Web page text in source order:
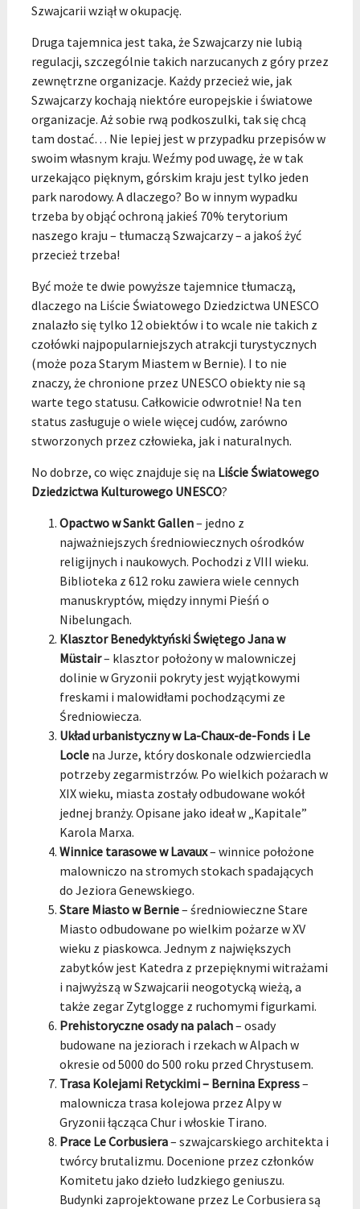
Szwajcarii wziął w okupację.
Druga tajemnica jest taka, że Szwajcarzy nie lubią
regulacji, szczególnie takich narzucanych z góry przez
zewnętrzne organizacje. Każdy przecież wie, jak
Szwajcarzy kochają niektóre europejskie i światowe
organizacje. Aż sobie rwą podkoszulki, tak się chcą
tam dostać… Nie lepiej jest w przypadku przepisów w
swoim własnym kraju. Weźmy pod uwagę, że w tak
urzekająco pięknym, górskim kraju jest tylko jeden
park narodowy. A dlaczego? Bo w innym wypadku
trzeba by objąć ochroną jakieś 70% terytorium
naszego kraju – tłumaczą Szwajcarzy – a jakoś żyć
przecież trzeba!
Być może te dwie powyższe tajemnice tłumaczą,
dlaczego na Liście Światowego Dziedzictwa UNESCO
znalazło się tylko 12 obiektów i to wcale nie takich z
czołówki najpopularniejszych atrakcji turystycznych
(może poza Starym Miastem w Bernie). I to nie
znaczy, że chronione przez UNESCO obiekty nie są
warte tego statusu. Całkowicie odwrotnie! Na ten
status zasługuje o wiele więcej cudów, zarówno
stworzonych przez człowieka, jak i naturalnych.
No dobrze, co więc znajduje się na Liście Światowego
Dziedzictwa Kulturowego UNESCO?
Opactwo w Sankt Gallen– jedno z
najważniejszych średniowiecznych ośrodków
religijnych i naukowych. Pochodzi z VIII wieku.
Biblioteka z 612 roku zawiera wiele cennych
manuskryptów, między innymi Pieśń o
Nibelungach.
Klasztor Benedyktyński Świętego Jana w
Müstair– klasztor położony w malowniczej
dolinie w Gryzonii pokryty jest wyjątkowymi
freskami i malowidłami pochodzącymi ze
Średniowiecza.
Układ urbanistyczny w La-Chaux-de-Fonds i Le
Loclena Jurze, który doskonale odzwierciedla
potrzeby zegarmistrzów. Po wielkich pożarach w
XIX wieku, miasta zostały odbudowane wokół
jednej branży. Opisane jako ideał w „Kapitale”
Karola Marxa.
Winnice tarasowe w Lavaux– winnice położone
malowniczo na stromych stokach spadających
do Jeziora Genewskiego.
Stare Miasto w Bernie– średniowieczne Stare
Miasto odbudowane po wielkim pożarze w XV
wieku z piaskowca. Jednym z największych
zabytków jest Katedra z przepięknymi witrażami
i najwyższą w Szwajcarii neogotycką wieżą, a
także zegar Zytglogge z ruchomymi figurkami.
Prehistoryczne osady na palach– osady
budowane na jeziorach i rzekach w Alpach w
okresie od 5000 do 500 roku przed Chrystusem.
Trasa Kolejami Retyckimi – Bernina Express–
malownicza trasa kolejowa przez Alpy w
Gryzonii łącząca Chur i włoskie Tirano.
Prace Le Corbusiera– szwajcarskiego architekta i
twórcy brutalizmu. Docenione przez członków
Komitetu jako dzieło ludzkiego geniuszu.
Budynki zaprojektowane przez Le Corbusiera są